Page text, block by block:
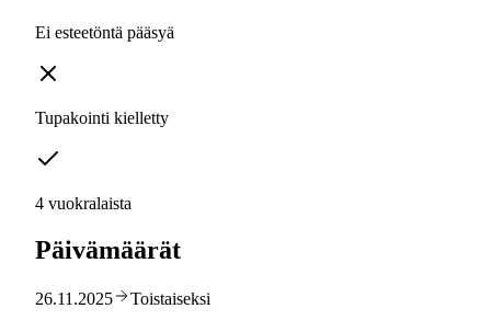
Ei esteetöntä pääsyä
Tupakointi kielletty
4 vuokralaista
Päivämäärät
26.11.2025 Toistaiseksi